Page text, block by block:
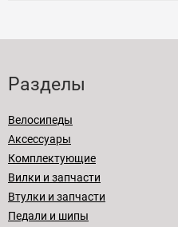
Разделы
Велосипеды
Аксессуары
Комплектующие
Вилки и запчасти
Втулки и запчасти
Педали и шипы